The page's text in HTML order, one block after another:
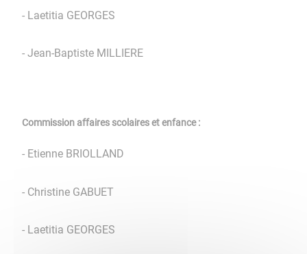
- Laetitia GEORGES
- Jean-Baptiste MILLIERE
Commission affaires scolaires et enfance :
- Etienne BRIOLLAND
- Christine GABUET
- Laetitia GEORGES